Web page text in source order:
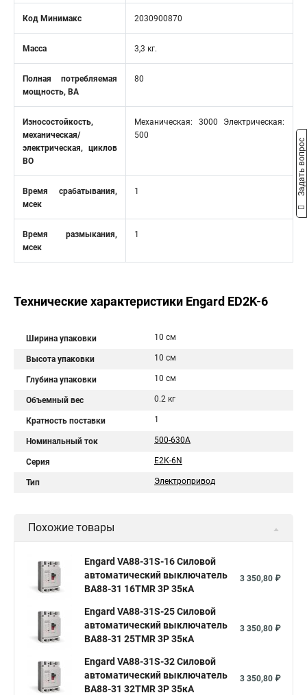
Код Минимакс 2030900870
Масса 3,3 кг.
Полная потребляемая
мощность, ВА
80
Износостойкость,
механическая/
электрическая, циклов
ВО
Механическая: 3000 Электрическая:
500
Время срабатывания,
мсек
1
Время размыкания,
мсек
1
Технические характеристики Engard ED2K-6
Ширина упаковки 10 см
Высота упаковки 10 см
Глубина упаковки 10 см
Объемный вес 0.2 кг
Кратность поставки 1
Номинальный ток 500-630A
Серия Е2К-6N
Тип Электропривод
Похожие товары
Engard VA88-31S-16 Силовой
автоматический выключатель
ВА88-31 16TMR 3P 35кА
3 350,80 ₽
Engard VA88-31S-25 Силовой
автоматический выключатель
ВА88-31 25TMR 3P 35кА
3 350,80 ₽
Engard VA88-31S-32 Силовой
автоматический выключатель
ВА88-31 32TMR 3P 35кА
3 350,80 ₽
Задать вопрос